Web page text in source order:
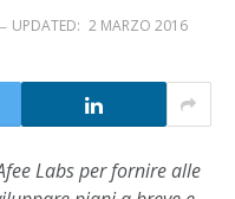
UPDATED: 2 MARZO 2016
Labs per fornire alle